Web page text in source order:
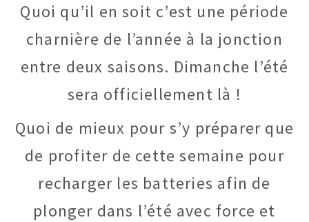
Quoi qu’il en soit c’est une période
charnière de l’année à la jonction
entre deux saisons. Dimanche l’été
sera officiellement là !
Quoi de mieux pour s’y préparer que
de profiter de cette semaine pour
recharger les batteries afin de
plonger dans l’été avec force et